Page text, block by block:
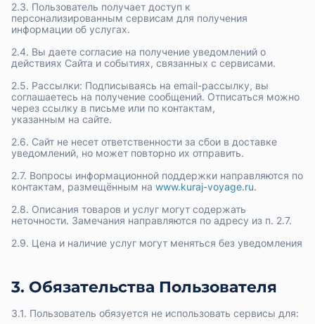
2.3. Пользователь получает доступ к
персонализированным сервисам для получения
информации об услугах.
2.4. Вы даете согласие на получение уведомлений о
действиях Сайта и событиях, связанных с сервисами.
2.5. Рассылки: Подписываясь на email-рассылку, вы
соглашаетесь на получение сообщений. Отписаться можно
через ссылку в письме или по контактам,
указанным на сайте.
2.6. Сайт не несет ответственности за сбои в доставке
уведомлений, но может повторно их отправить.
2.7. Вопросы информационной поддержки направляются по
контактам, размещённым на www.kuraj-voyage.ru.
2.8. Описания товаров и услуг могут содержать
неточности. Замечания направляются по адресу из п. 2.7.
2.9. Цена и наличие услуг могут меняться без уведомления
3. Обязательства Пользователя
3.1. Пользователь обязуется не использовать сервисы для: